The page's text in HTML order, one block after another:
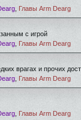
Главы Arm Dearg
с игрой
Главы Arm Dearg
врагах и прочих
Главы Arm Dearg
Главы Arm Dearg